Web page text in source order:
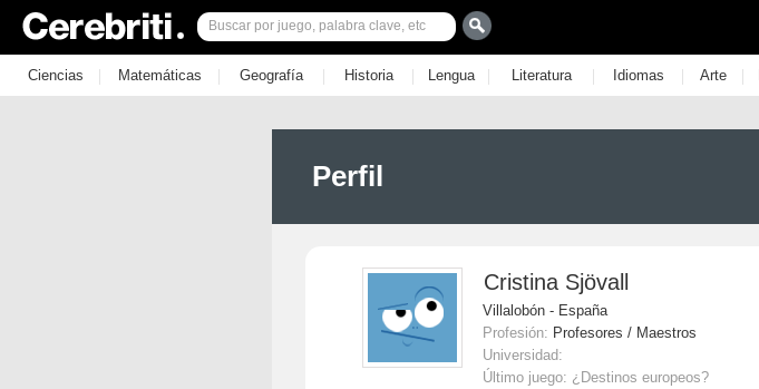
Ciencias | Matemáticas | Geografía | Historia | Lengua | Literatura | Idiomas | Arte |
Perfil
Cristina Sjövall
Villalobón - España
Profesión: Profesores / Maestros
Universidad:
Último juego: ¿Destinos europeos?